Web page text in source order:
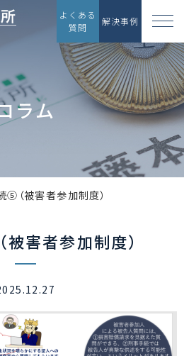
よくある
質問
解決事例
ラム
⑤（被害者参加制度）
害者参加制度）